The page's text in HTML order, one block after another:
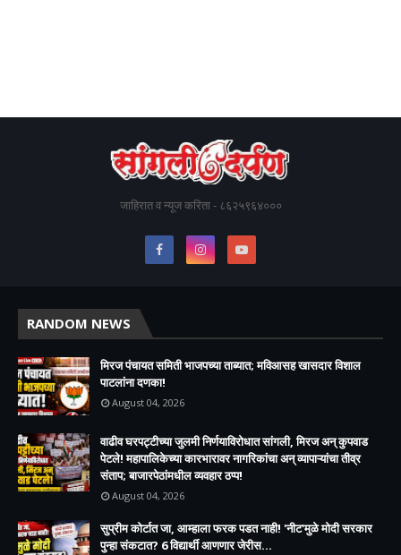
जाहिरात व न्यूज करिता - ८६२५९६४०००
RANDOM NEWS
मिरज पंचायत समिती भाजपच्या ताब्यात; मविआसह खासदार विशाल
पाटलांना दणका!
August 04, 2026
वाढीव घरपट्टीच्या जुलमी निर्णयाविरोधात सांगली, मिरज अन् कुपवाड
पेटले! महापालिकेच्या कारभारावर नागरिकांचा अन् व्यापाऱ्यांचा तीव्र
संताप; बाजारपेठांमधील व्यवहार ठप्प!​
August 04, 2026
सुप्रीम कोर्टात जा, आम्हाला फरक पडत नाही! 'नीट'मुळे मोदी सरकार
पुन्हा संकटात? 6 विद्यार्थी आणणार जेरीस...